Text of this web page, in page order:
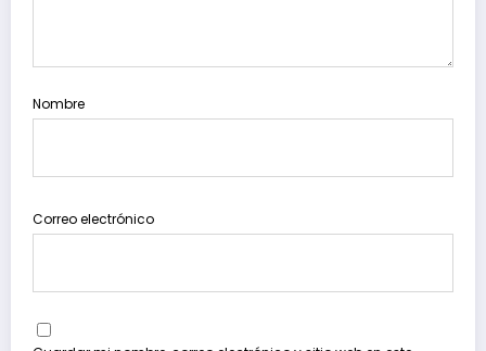
Nombre
Correo electrónico